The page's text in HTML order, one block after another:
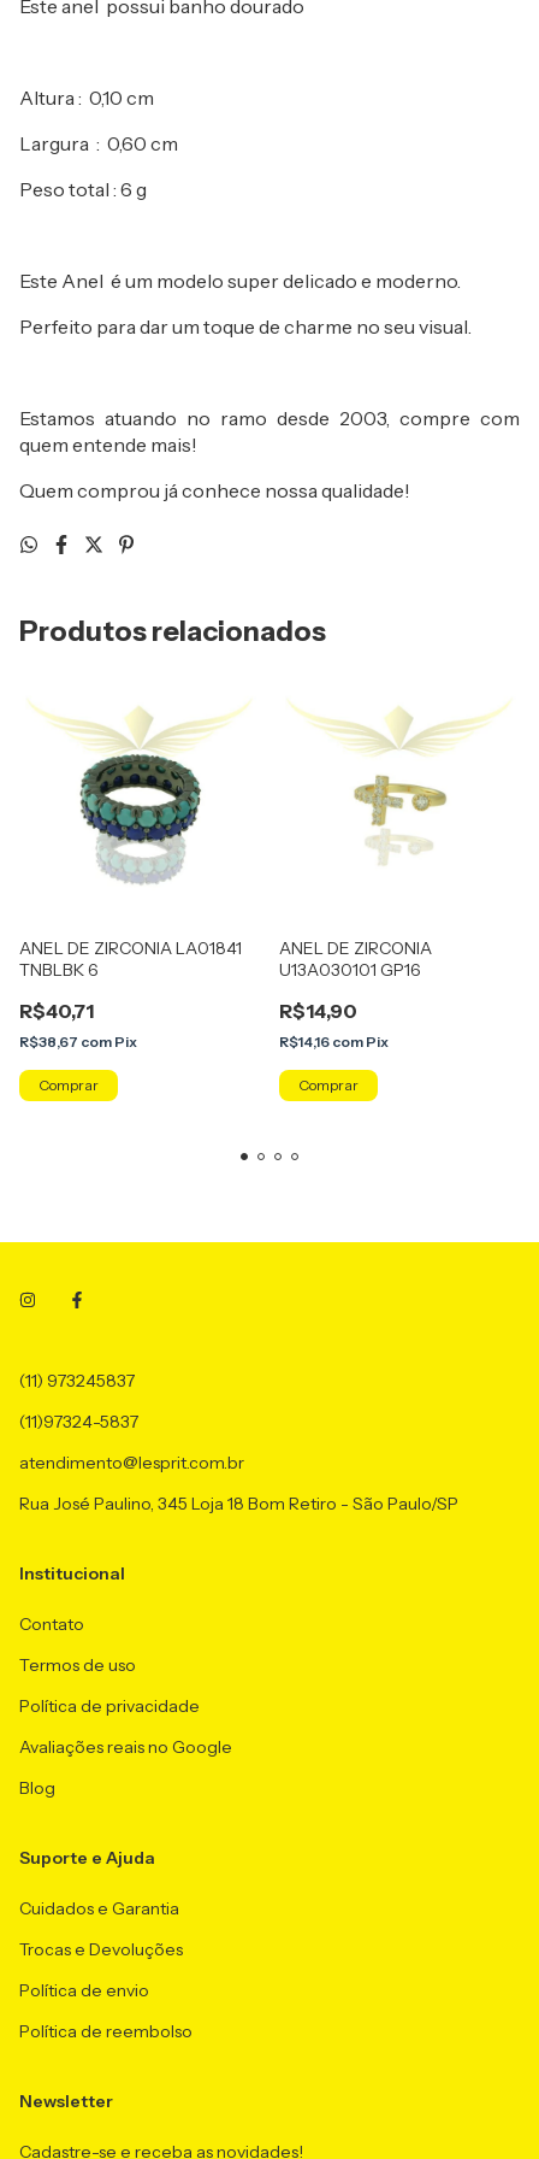
Este anel possui banho dourado
Altura : 0,10 cm
Largura : 0,60 cm
Peso total : 6 g
Este Anel é um modelo super delicado e moderno.
Perfeito para dar um toque de charme no seu visual.
Estamos atuando no ramo desde 2003, compre com
quem entende mais!
Quem comprou já conhece nossa qualidade!
Produtos relacionados
ANEL DE ZIRCONIA LA01841
TNBLBK 6
R$40,71
R$38,67 com Pix
Comprar
ANEL DE ZIRCONIA
U13A030101 GP16
R$14,90
R$14,16 com Pix
Comprar
(11) 973245837
(11)97324-5837
atendimento@lesprit.com.br
Rua José Paulino, 345 Loja 18 Bom Retiro - São Paulo/SP
Institucional
Contato
Termos de uso
Política de privacidade
Avaliações reais no Google
Blog
Suporte e Ajuda
Cuidados e Garantia
Trocas e Devoluções
Política de envio
Política de reembolso
Newsletter
Cadastre-se e receba as novidades!